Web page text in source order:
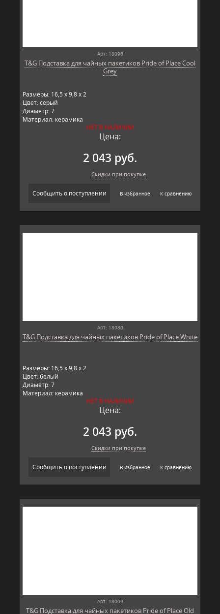
Арт: 18096
T&G Подставка для чайных пакетиков Pride of Place Cool
Grey
Размеры: 16,5 x 9,8 x 2
Цвет: серый
Диаметр: 7
Материал: керамика
НЕТ В НАЛИЧИИ
Цена:
2 043 руб.
Скидки при покупке
Сообщить о поступлении В избранное К сравнению
Арт: 18080
T&G Подставка для чайных пакетиков Pride of Place White
Размеры: 16,5 x 9,8 x 2
Цвет: белый
Диаметр: 7
Материал: керамика
НЕТ В НАЛИЧИИ
Цена:
2 043 руб.
Скидки при покупке
Сообщить о поступлении В избранное К сравнению
Арт: 18009
T&G Подставка для чайных пакетиков Pride of Place Old